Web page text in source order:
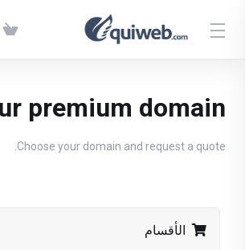
premium domain!
Choose your domain and request a quote.
الأقسام